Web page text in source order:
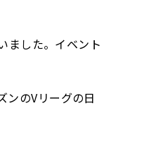
ました。イベント
ンのVリーグの日